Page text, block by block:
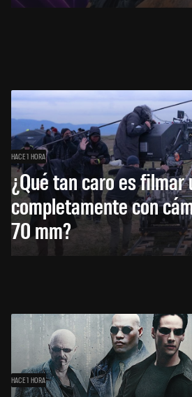
HACE 1 HORA
¿Qué tan caro es filmar
completamente con
70 mm?
HACE 1 HORA